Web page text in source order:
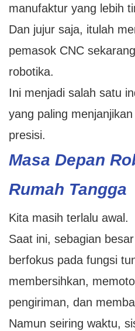
manufaktur yang lebih
Dan jujur ​​saja, itulah
pemasok CNC
robotika.
Ini menjadi salah satu
yang paling
presisi.
Masa Depan
Rumah Tangga
Kita masih terlalu awal.
Saat ini, sebagian
berfokus pada fungsi
membersihkan,
pengiriman, dan
Namun seiring waktu,